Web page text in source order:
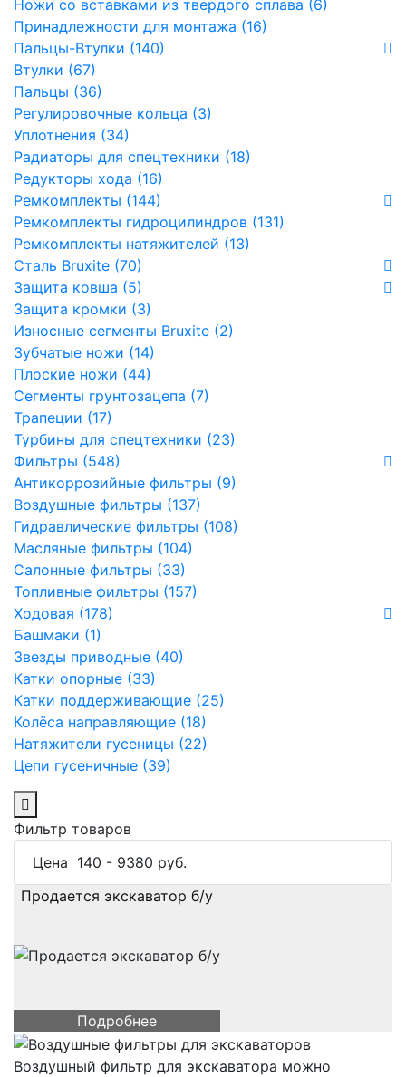
Ножи со вставками из твердого сплава (6)
Принадлежности для монтажа (16)
Пальцы-Втулки (140)
Втулки (67)
Пальцы (36)
Регулировочные кольца (3)
Уплотнения (34)
Радиаторы для спецтехники (18)
Редукторы хода (16)
Ремкомплекты (144)
Ремкомплекты гидроцилиндров (131)
Ремкомплекты натяжителей (13)
Сталь Bruxite (70)
Защита ковша (5)
Защита кромки (3)
Износные сегменты Bruxite (2)
Зубчатые ножи (14)
Плоские ножи (44)
Сегменты грунтозацепа (7)
Трапеции (17)
Турбины для спецтехники (23)
Фильтры (548)
Антикоррозийные фильтры (9)
Воздушные фильтры (137)
Гидравлические фильтры (108)
Масляные фильтры (104)
Салонные фильтры (33)
Топливные фильтры (157)
Ходовая (178)
Башмаки (1)
Звезды приводные (40)
Катки опорные (33)
Катки поддерживающие (25)
Колёса направляющие (18)
Натяжители гусеницы (22)
Цепи гусеничные (39)
Фильтр товаров
Цена 140 - 9380 руб.
Продается экскаватор б/у
Подробнее
Воздушный фильтр для экскаватора можно